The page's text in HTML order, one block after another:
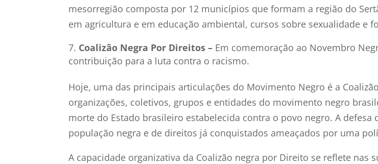
mesorregião composta por 12 municípios que formam a região do
em agricultura e em educação ambiental, cursos sobre sexualidade e
Coalizão Negra Por Direitos – Em comemoração ao Novembro
contribuição para a luta contra o racismo.
Hoje, uma das principais articulações do Movimento Negro é a
organizações, coletivos, grupos e entidades do movimento negro
morte do Estado brasileiro estabelecida contra o povo negro. A
população negra e de direitos já conquistados ameaçados por uma
A capacidade organizativa da Coalizão negra por Direito se reflete nas